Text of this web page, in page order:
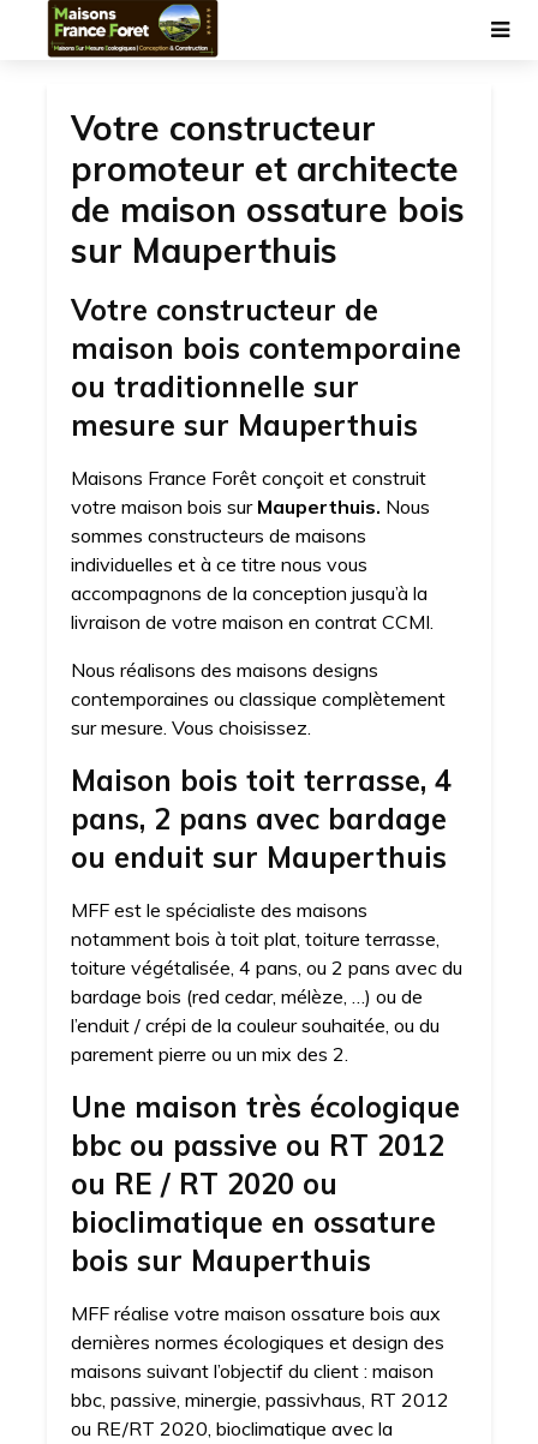
Votre constructeur
promoteur et architecte
de maison ossature bois
sur Mauperthuis
Votre constructeur de
maison bois contemporaine
ou traditionnelle sur
mesure sur Mauperthuis
Maisons France Forêt conçoit et construit
votre maison bois sur Mauperthuis. Nous
sommes constructeurs de maisons
individuelles et à ce titre nous vous
accompagnons de la conception jusqu’à la
livraison de votre maison en contrat CCMI.
Nous réalisons des maisons designs
contemporaines ou classique complètement
sur mesure. Vous choisissez.
Maison bois toit terrasse, 4
pans, 2 pans avec bardage
ou enduit sur Mauperthuis
MFF est le spécialiste des maisons
notamment bois à toit plat, toiture terrasse,
toiture végétalisée, 4 pans, ou 2 pans avec du
bardage bois (red cedar, mélèze, …) ou de
l’enduit / crépi de la couleur souhaitée, ou du
parement pierre ou un mix des 2.
Une maison très écologique
bbc ou passive ou RT 2012
ou RE / RT 2020 ou
bioclimatique en ossature
bois sur Mauperthuis
MFF réalise votre maison ossature bois aux
dernières normes écologiques et design des
maisons suivant l’objectif du client : maison
bbc, passive, minergie, passivhaus, RT 2012
ou RE/RT 2020, bioclimatique avec la